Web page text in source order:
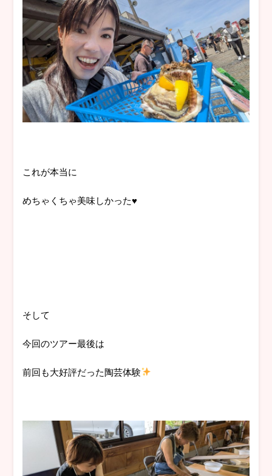
これが本当に
めちゃくちゃ美味しかった♥️
そして
今回のツアー最後は
前回も大好評だった陶芸体験